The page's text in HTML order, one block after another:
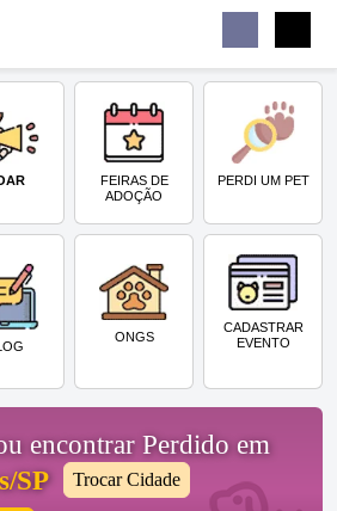
FEIRAS DE
ADOÇÃO
PERDI UM PET
ONGS
CADASTRAR
EVENTO
encontrar Perdido em
SP
Trocar Cidade